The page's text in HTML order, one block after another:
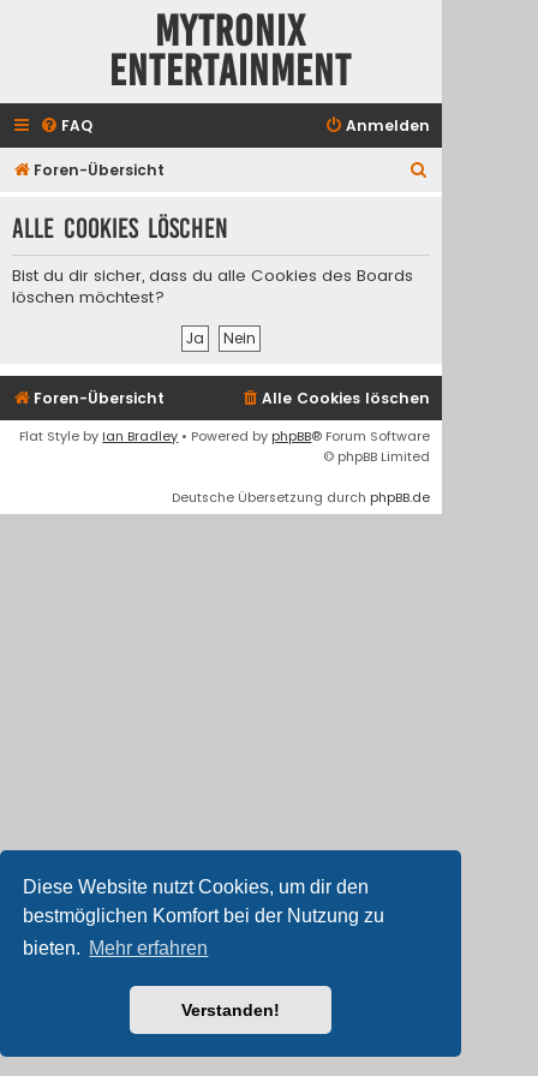
Diese Website nutzt Cookies, um dir den
bestmöglichen Komfort bei der Nutzung zu
bieten. Mehr erfahren
Verstanden!
Mytronix
Entertainment
FAQ Anmelden
Foren-Übersicht
h
Alle Cookies löschen
Bist du dir sicher, dass du alle Cookies des Boards
löschen möchtest?
Foren-Übersicht Alle Cookies löschen
Flat Style by Ian Bradley • Powered by phpBB® Forum Software
© phpBB Limited
Deutsche Übersetzung durch phpBB.de